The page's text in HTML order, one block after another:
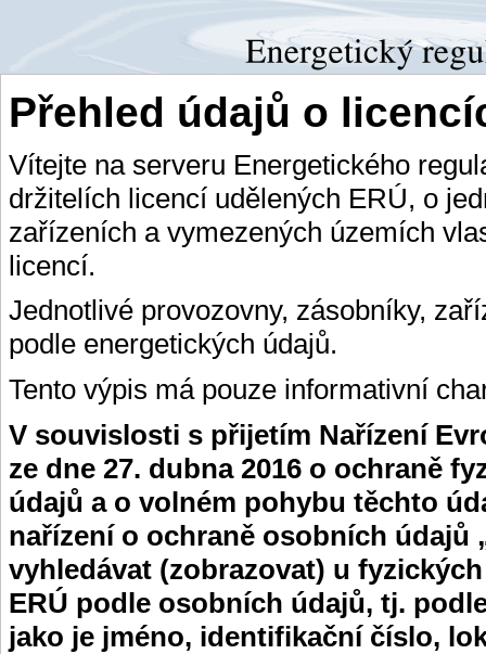
Přehled údajů o
Vítejte na serveru Energetického
držitelích licencí udělených ERÚ, o
zařízeních a vymezených územích
licencí.
Jednotlivé provozovny, zásobníky,
podle energetických údajů.
Tento výpis má pouze informativní
V souvislosti s přijetím Nařízení
ze dne 27. dubna 2016 o ochraně
údajů a o volném pohybu těchto
nařízení o ochraně osobních údajů
vyhledávat (zobrazovat) u
ERÚ podle osobních údajů, tj.
jako je jméno, identifikační číslo,